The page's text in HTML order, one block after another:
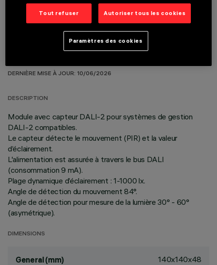
DERNIÈRE MISE À JOUR: 10/06/2026
DESCRIPTION
Module avec capteur DALI-2 pour systèmes de gestion
DALI-2 compatibles.
Le capteur détecte le mouvement (PIR) et la valeur
d’éclairement.
L'alimentation est assurée à travers le bus DALI
(consommation 9 mA).
Plage dynamique d’éclairement : 1-1000 lx.
Angle de détection du mouvement 84°.
Angle de détection pour mesure de la lumière 30° - 60°
(asymétrique).
DIMENSIONS
General (mm) 140x140x48
Tout refuser Autoriser tous les cookies
Paramètres des cookies